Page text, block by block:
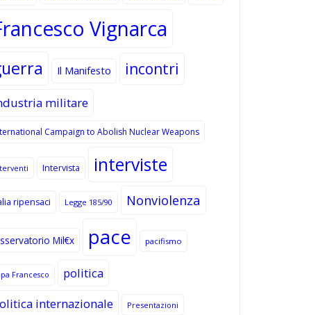
Vignarca
Il Manifesto incontri
militare
Campaign to Abolish Nuclear Weapons
Intervista interviste
ripensaci Legge 185/90 Nonviolenza
Mil€x pace pacifismo
Francesco
politica
internazionale
Presentazioni